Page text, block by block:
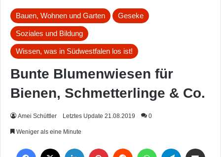
Bauen, Wohnen und Garten Geseke
Soziales und Bildung
Wissen, was in Südwestfalen los ist!
Bunte Blumenwiesen für
Bienen, Schmetterlinge & Co.
Amei Schüttler Letztes Update 21.08.2019 0
Weniger als eine Minute